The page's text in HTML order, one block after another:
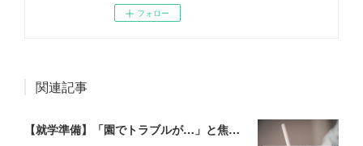
フォロー
関連記事
【就学準備】「園でトラブルが…」と焦る前に。先生とチームになるための連絡帳の書き方✨